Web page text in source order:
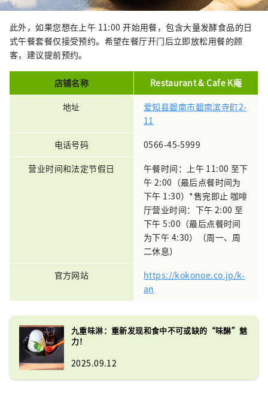
此外，如果您想在上午 11:00 开始用餐，包含大量发酵食品的日
式午餐套餐仅接受预约。希望在餐厅开门后立即放松用餐的顾
客，建议提前预约。
店铺名称
Restaurant & Cafe K庵
地址
爱知县碧南市碧南滨寺町2-
11
电话号码
0566-45-5999
营业时间和法定节假日
午餐时间：上午 11:00 至下
午 2:00（最后点餐时间为
下午 1:30）*售完即止 咖啡
厅营业时间：下午 2:00 至
下午 5:00（最后点餐时间
为下午 4:30）（周一、周
二休息）
官方网站
https://kokonoe.co.jp/k-
an
九重味淋：重新发现和食中不可或缺的“味醂”魅
力！
2025.09.12